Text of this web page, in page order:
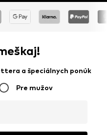
a špeciálnych ponúk
Pre mužov